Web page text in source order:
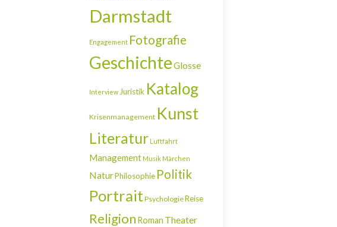
Darmstadt
Engagement Fotografie
GeschichteGlosse
Interview Juristik Katalog
Krisenmanagement Kunst
Literatur Luftfahrt
Management Musik Märchen
NaturPhilosophie Politik
Portrait PsychologieReise
Religion Roman Theater